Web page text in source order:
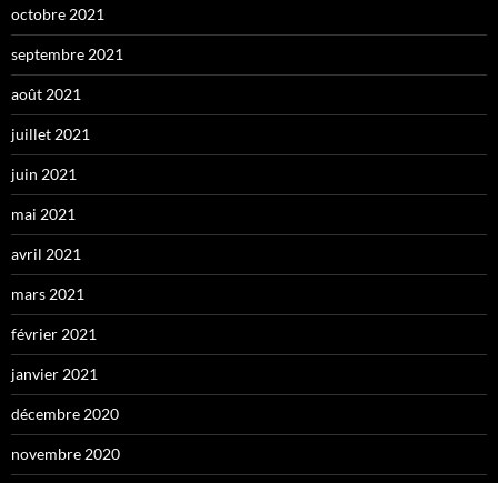
octobre 2021
septembre 2021
août 2021
juillet 2021
juin 2021
mai 2021
avril 2021
mars 2021
février 2021
janvier 2021
décembre 2020
novembre 2020